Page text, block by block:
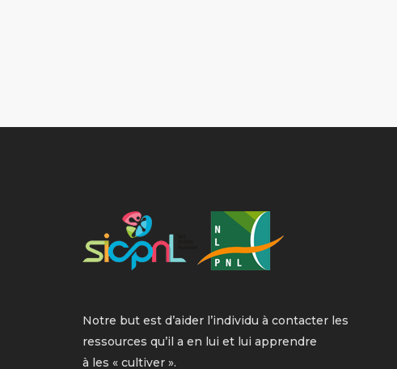
Notre but est d’aider l’individu à contacter les
ressources qu’il a en lui et lui apprendre
à les « cultiver ».